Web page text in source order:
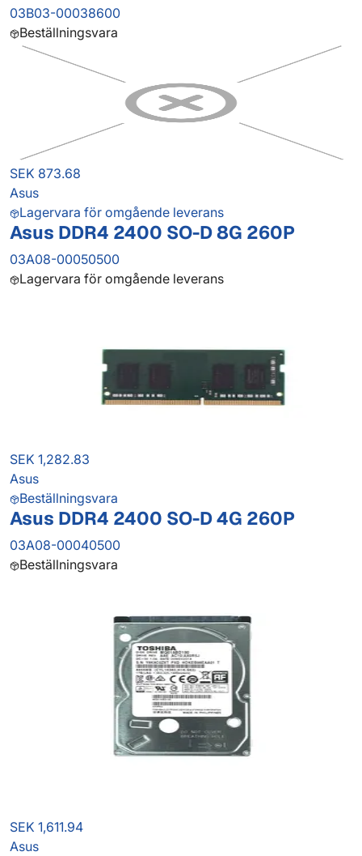
03B03-00038600
Beställningsvara
SEK 873.68
Asus
Lagervara för omgående leverans
Asus DDR4 2400 SO-D 8G 260P
03A08-00050500
Lagervara för omgående leverans
SEK 1,282.83
Asus
Beställningsvara
Asus DDR4 2400 SO-D 4G 260P
03A08-00040500
Beställningsvara
SEK 1,611.94
Asus